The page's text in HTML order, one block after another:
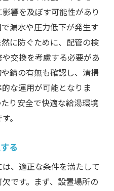
響を及ぼす可能性があり
漏水や圧力低下が発生す
に防ぐために、配管の検
交換を考慮する必要があ
錆の有無も確認し、清掃
な運用が可能となりま
り安全で快適な給湯環境
。
る
、適正な条件を満たして
です。まず、設置場所の